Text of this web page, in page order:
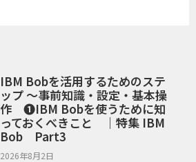
IBM Bobを活用するためのステ
ップ ～事前知識・設定・基本操
作 ❶IBM Bobを使うために知
っておくべきこと ｜特集 IBM
Bob Part3
2026年8月2日